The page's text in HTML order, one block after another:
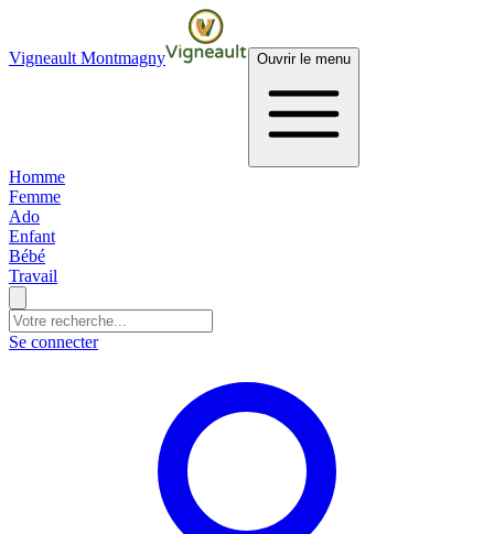
Vigneault Montmagny Ouvrir le menu
Homme
Femme
Ado
Enfant
Bébé
Travail
Se connecter